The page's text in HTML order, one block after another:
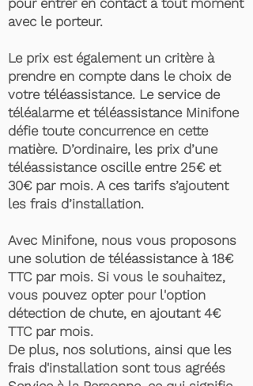
pour entrer en contact à tout moment
avec le porteur.
Le prix est également un critère à
prendre en compte dans le choix de
votre téléassistance. Le service de
téléalarme et téléassistance Minifone
défie toute concurrence en cette
matière. D’ordinaire, les prix d’une
téléassistance oscille entre 25€ et
30€ par mois. A ces tarifs s’ajoutent
les frais d’installation.
Avec Minifone, nous vous proposons
une solution de téléassistance à 18€
TTC par mois. Si vous le souhaitez,
vous pouvez opter pour l'option
détection de chute, en ajoutant 4€
TTC par mois.
De plus, nos solutions, ainsi que les
frais d'installation sont tous agréés